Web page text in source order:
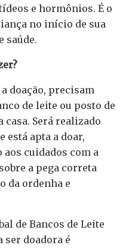
e hormônios. É o
no início de sua
saúde.
doação, precisam
de leite ou posto de
Será realizado
está apta a doar,
cuidados com a
a pega correta
da ordenha e
de Bancos de Leite
ser doadora é